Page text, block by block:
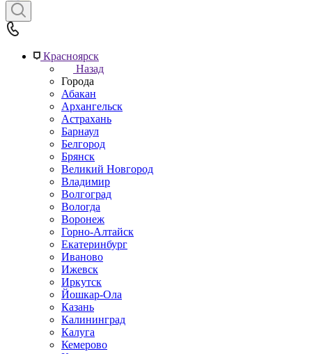
Красноярск
Назад
Города
Абакан
Архангельск
Астрахань
Барнаул
Белгород
Брянск
Великий Новгород
Владимир
Волгоград
Вологда
Воронеж
Горно-Алтайск
Екатеринбург
Иваново
Ижевск
Иркутск
Йошкар-Ола
Казань
Калининград
Калуга
Кемерово